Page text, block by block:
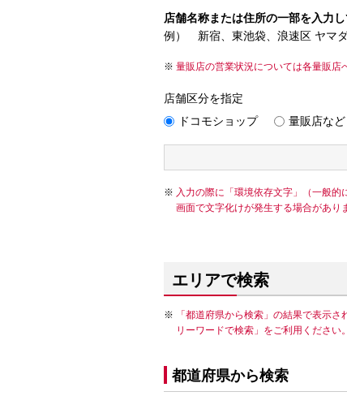
店舗名称または住所の一部を入力
例） 新宿、東池袋、浪速区 ヤマ
量販店の営業状況については各量販店
店舗区分を指定
ドコモショップ
量販店など
入力の際に「環境依存文字」（一般
画面で文字化けが発生する場合があり
エリアで検索
「都道府県から検索」の結果で表示
リーワードで検索」をご利用ください。
都道府県から検索